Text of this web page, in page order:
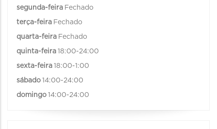
segunda-feira Fechado
terça-feira Fechado
quarta-feira Fechado
quinta-feira 18:00-24:00
sexta-feira 18:00-1:00
sábado 14:00-24:00
domingo 14:00-24:00